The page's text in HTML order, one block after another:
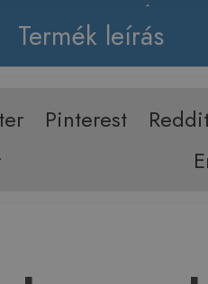
Termék leírás
Pinterest